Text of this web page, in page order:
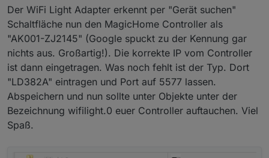
iOBroker einzubinden?
Vor ein paar Wochen versuchte ich bereits solch einen
MagicHome Controller mit BL602 Chipsatz mit dem WiFi
Light Adapter einzubinden. Ohne Erfolg - vielleicht
aufgrund der neuen Revision der Hardware. Wenn
jemand hier Tipps zur Konfiguration hat - immer her
damit.
einem der Github-Projekte zu realisieren.
Der WiFi Light Adapter erkennt per "Gerät suchen"
Schaltfläche nun den MagicHome Controller als
"AK001-ZJ2145" (Google spuckt zu der Kennung gar
nichts aus. Großartig!). Die korrekte IP vom Controller
ist dann eingetragen. Was noch fehlt ist der Typ. Dort
"LD382A" eintragen und Port auf 5577 lassen.
Abspeichern und nun sollte unter Objekte unter der
Bezeichnung wifilight.0 euer Controller auftauchen. Viel
Spaß.